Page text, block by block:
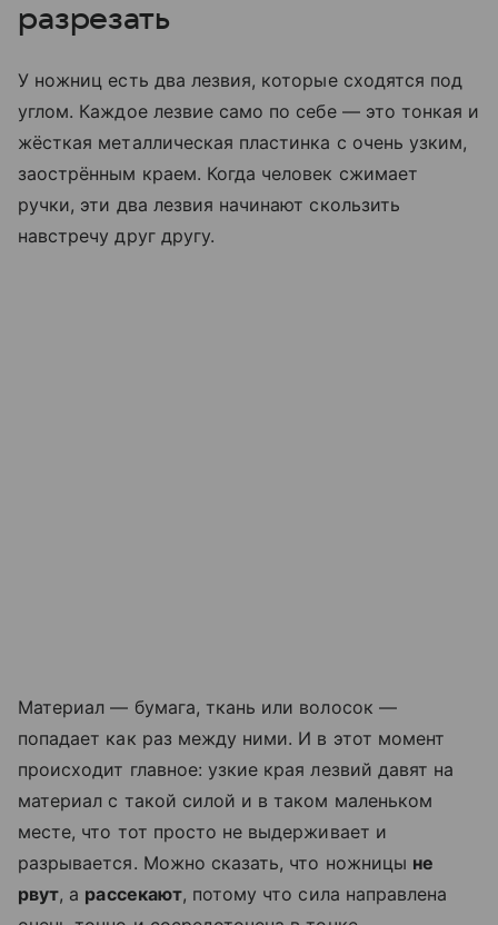
разрезать
У ножниц есть два лезвия, которые сходятся под
углом. Каждое лезвие само по себе — это тонкая и
жёсткая металлическая пластинка с очень узким,
заострённым краем. Когда человек сжимает
ручки, эти два лезвия начинают скользить
навстречу друг другу.
Материал — бумага, ткань или волосок —
попадает как раз между ними. И в этот момент
происходит главное: узкие края лезвий давят на
материал с такой силой и в таком маленьком
месте, что тот просто не выдерживает и
разрывается. Можно сказать, что ножницы не
рвут, а рассекают, потому что сила направлена